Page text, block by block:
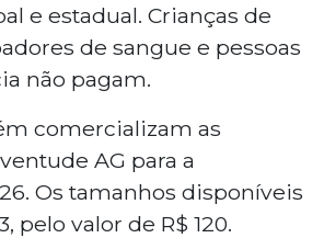
e estadual. Crianças de
de sangue e pessoas
não pagam.
comercializam as
AG para a
Os tamanhos disponíveis
pelo valor de R$ 120.